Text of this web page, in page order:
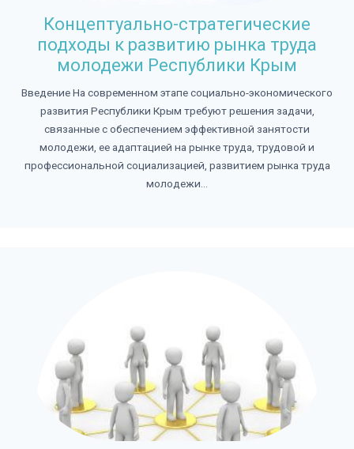
Концептуально-стратегические
подходы к развитию рынка труда
молодежи Республики Крым
Введение На современном этапе социально-экономического
развития Республики Крым требуют решения задачи,
связанные с обеспечением эффективной занятости
молодежи, ее адаптацией на рынке труда, трудовой и
профессиональной социализацией, развитием рынка труда
молодежи...